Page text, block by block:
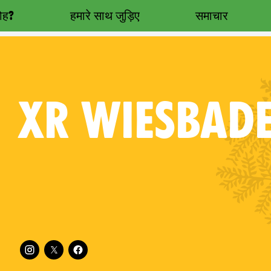
हमारे साथ जुड़िए समाचार
XR
Follow XR Wiesbaden on